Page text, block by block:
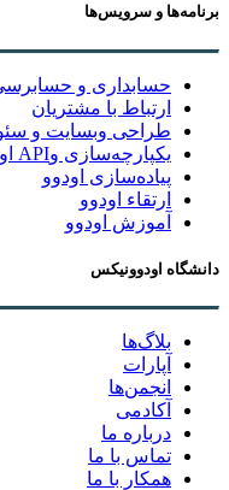
برنامه‌ها و سرویس‌ها
حسابداری و
ارتباط با مشتریان
طراحی وبسایت و
یکپارچه‌سازی وAPI اودوو
پیاده‌سازی اودوو
ارتقاء اودوو
آموزش اودوو
دانشگاه اودوونیکس
بلاگ‌ها
آپارات
انجمن‌ها
آکادمی
درباره ما
تماس با ما
همکار با ما